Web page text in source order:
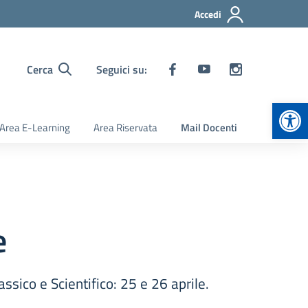
Accedi
Cerca Seguici su:
Area E-Learning Area Riservata Mail Docenti
e Scientifico: 25 e 26 aprile.